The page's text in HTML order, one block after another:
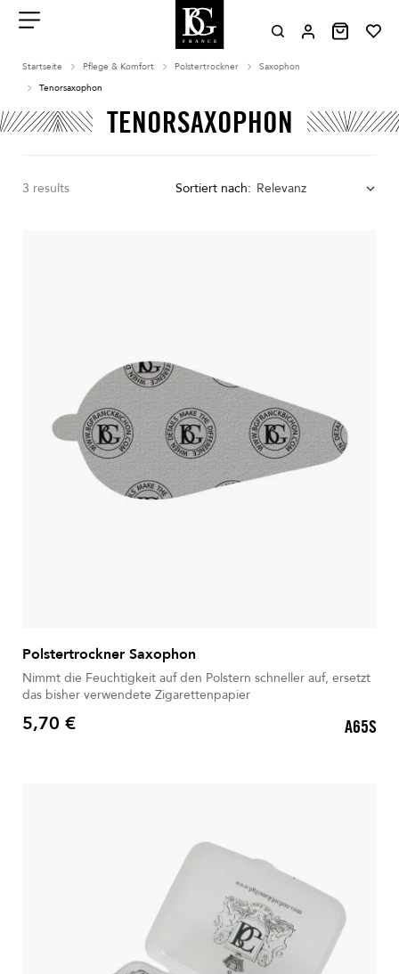
contenu
Startseite Pflege & Komfort Polstertrockner
Saxophon
Tenorsaxophon
TENORSAXOPHON
3 results Sortiert nach: Relevanz
Polstertrockner Saxophon
Nimmt die Feuchtigkeit auf den Polstern schneller auf, ersetzt
das bisher verwendete Zigarettenpapier
Preis
5,70 € A65S